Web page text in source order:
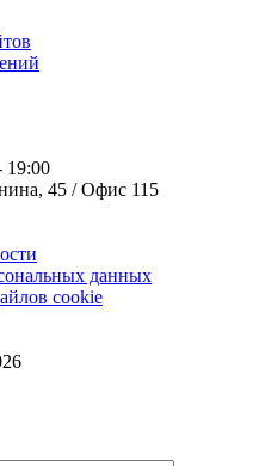
19:00
45 / Офис 115
данных
cookie